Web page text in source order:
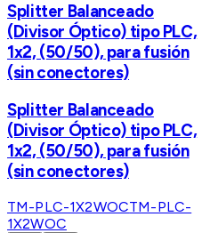
Splitter Balanceado
(Divisor Óptico) tipo PLC,
1x2, (50/50), para fusión
(sin conectores)
Splitter Balanceado
(Divisor Óptico) tipo PLC,
1x2, (50/50), para fusión
(sin conectores)
TM-PLC-1X2WOCTM-PLC-
1X2WOC